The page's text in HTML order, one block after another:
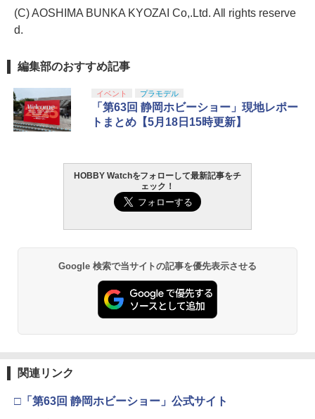
(C) AOSHIMA BUNKA KYOZAI Co,.Ltd. All rights reserve
d.
編集部のおすすめ記事
イベント プラモデル
「第63回 静岡ホビーショー」現地レポー
トまとめ【5月18日15時更新】
HOBBY Watchをフォローして最新記事をチ
ェック！
Google 検索で当サイトの記事を優先表示させる
関連リンク
□「第63回 静岡ホビーショー」公式サイト